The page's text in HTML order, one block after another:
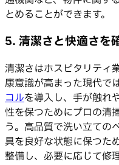
とめることができます。
5. 清潔さと快適さを
清潔さはホスピタリティ
康意識が高まった現代で
コルを導入し、手が触れ
性を保つためにプロの清
う。高品質で洗い立ての
具を良好な状態に保つた
整備し、必要に応じて修